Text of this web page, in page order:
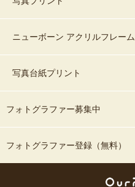
ニューボーン アクリルフレーム
写真台紙プリント
フォトグラファー募集中
フォトグラファー登録（無料）